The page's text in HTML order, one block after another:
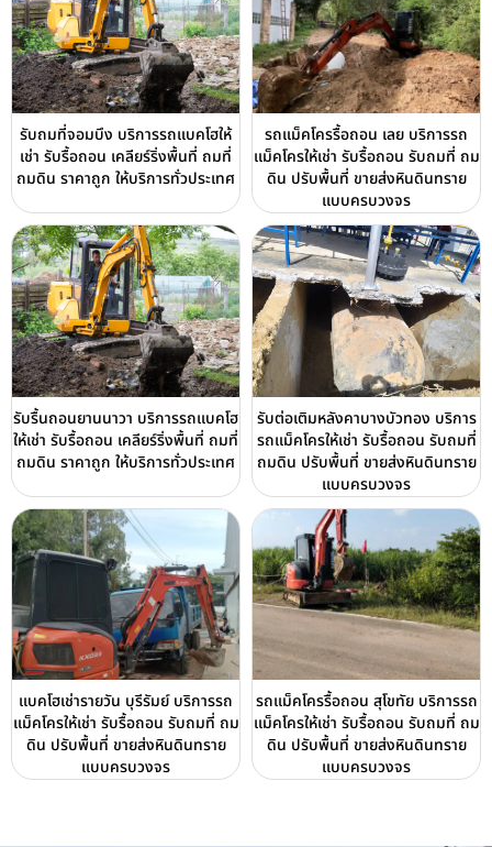
รับถมที่จอมบึง บริการรถแบคโฮให้
เช่า รับรื้อถอน เคลียร์ริ่งพื้นที่ ถมที่
ถมดิน ราคาถูก ให้บริการทั่วประเทศ
รถแม็คโครรื้อถอน เลย บริการรถ
แม็คโครให้เช่า รับรื้อถอน รับถมที่ ถม
ดิน ปรับพื้นที่ ขายส่งหินดินทราย
แบบครบวงจร
รับรื้นถอนยานนาวา บริการรถแบคโฮ
ให้เช่า รับรื้อถอน เคลียร์ริ่งพื้นที่ ถมที่
ถมดิน ราคาถูก ให้บริการทั่วประเทศ
รับต่อเติมหลังคาบางบัวทอง บริการ
รถแม็คโครให้เช่า รับรื้อถอน รับถมที่
ถมดิน ปรับพื้นที่ ขายส่งหินดินทราย
แบบครบวงจร
แบคโฮเช่ารายวัน บุรีรัมย์ บริการรถ
แม็คโครให้เช่า รับรื้อถอน รับถมที่ ถม
ดิน ปรับพื้นที่ ขายส่งหินดินทราย
แบบครบวงจร
รถแม็คโครรื้อถอน สุโขทัย บริการรถ
แม็คโครให้เช่า รับรื้อถอน รับถมที่ ถม
ดิน ปรับพื้นที่ ขายส่งหินดินทราย
แบบครบวงจร